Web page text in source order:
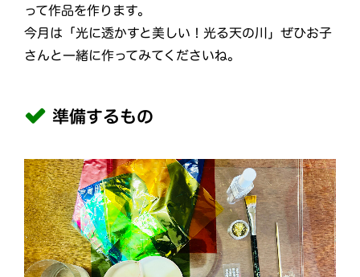
って作品を作ります。
今月は「光に透かすと美しい！光る天の川」ぜひお子
さんと一緒に作ってみてくださいね。
準備するもの